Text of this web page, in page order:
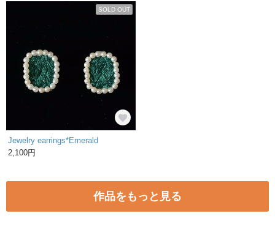
SOLD OUT
Jewelry earrings*Emerald
2,100円
作品をもっと見る